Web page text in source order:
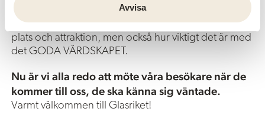
Avvisa
Utbildningen syftar till att öka kunskapen kring
Besöksnäringens betydelse för utvecklingen av en
plats och attraktion, men också hur viktigt det är med
det GODA VÄRDSKAPET.
Nu är vi alla redo att möte våra besökare när de
kommer till oss, de ska känna sig väntade.
Varmt välkommen till Glasriket!